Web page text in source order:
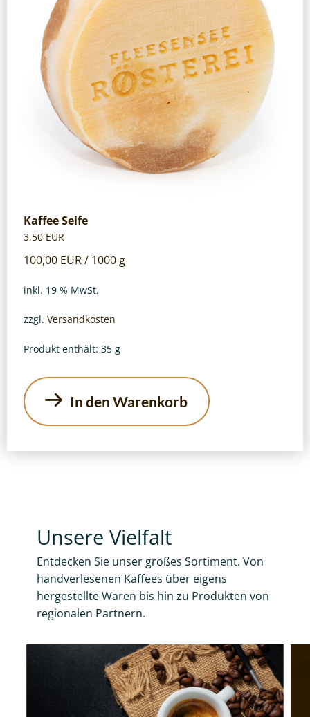
Kaffee Seife
3,50 EUR
100,00 EUR/ 1000 g
inkl. 19 % MwSt.
zzgl. Versandkosten
Produkt enthält: 35 g
In den Warenkorb
Unsere Vielfalt
Entdecken Sie unser großes Sortiment. Von
handverlesenen Kaffees über eigens
hergestellte Waren bis hin zu Produkten von
regionalen Partnern.